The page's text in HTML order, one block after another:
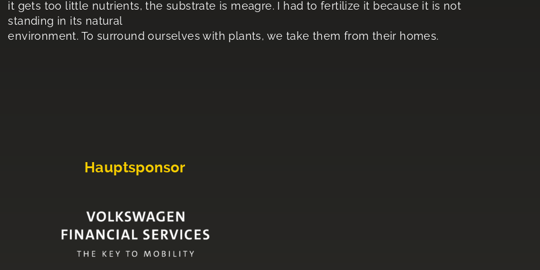
it gets too little nutrients, the substrate is meagre. I had to fertilize it because it is not
standing in its natural
environment. To surround ourselves with plants, we take them from their homes.
Hauptsponsor